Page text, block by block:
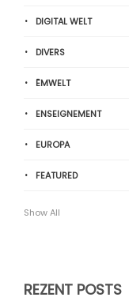
DIGITAL WELT
DIVERS
ËMWELT
ENSEIGNEMENT
EUROPA
FEATURED
Show All
REZENT POSTS